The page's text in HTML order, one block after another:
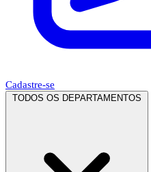
Cadastre-se
TODOS OS DEPARTAMENTOS